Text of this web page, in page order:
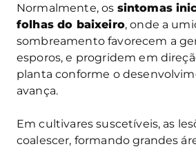
Normalmente, os sintomas
folhas do baixeiro, onde a
sombreamento favorecem a
esporos, e progridem em
planta conforme o
avança.
Em cultivares suscetíveis, as
coalescer, formando grandes